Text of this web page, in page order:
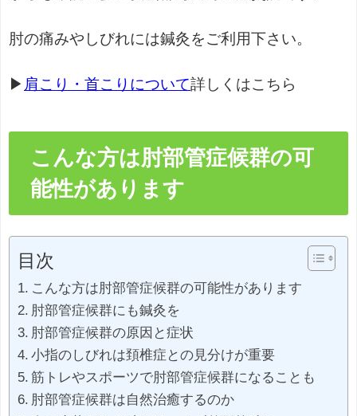
肘の痛みやしびれには鍼灸をご利用下さい。
▶ 肩こり・首こりについて詳しくはこちら
こんな方は肘部管症候群の可
能性があります
目次
こんな方は肘部管症候群の可能性があります
肘部管症候群にも鍼灸を
肘部管症候群の原因と症状
小指のしびれは頚椎症との見分けが重要
筋トレやスポーツで肘部管症候群になることも
肘部管症候群は自然治癒するのか